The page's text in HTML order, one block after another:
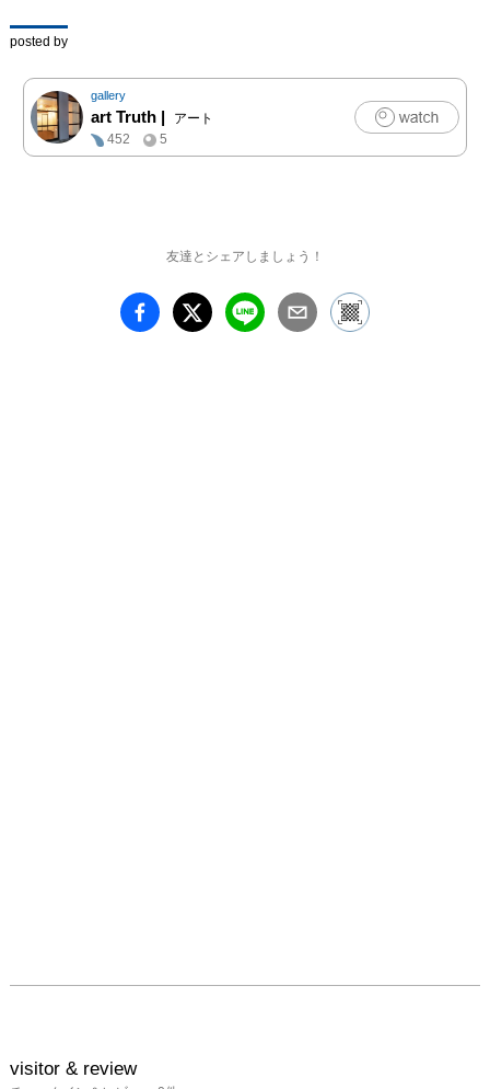
posted by
gallery
art Truth |
アート
452
5
友達とシェアしましょう！
visitor & review